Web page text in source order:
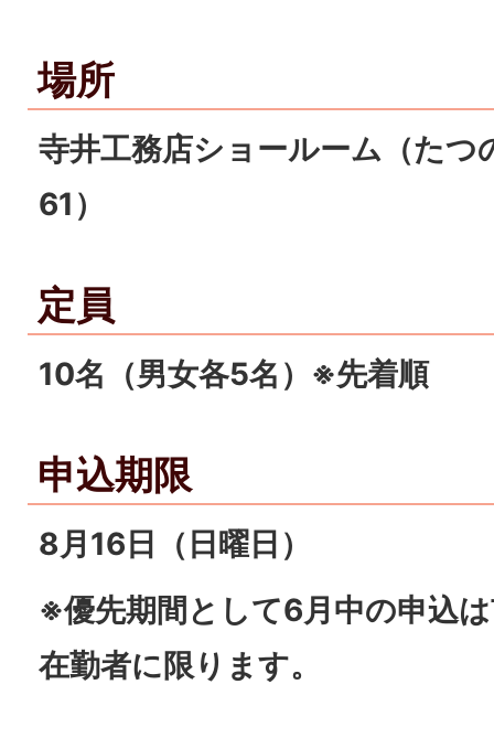
場所
寺井工務店ショールーム（た
61）
定員
10名（男女各5名）※先着順
申込期限
8月16日（日曜日）
※優先期間として6月中の申込
在勤者に限ります。